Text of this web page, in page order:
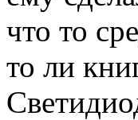
что то
то ли